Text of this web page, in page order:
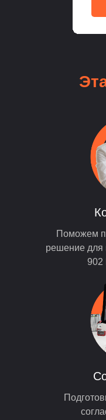
Поможем
решение для
902